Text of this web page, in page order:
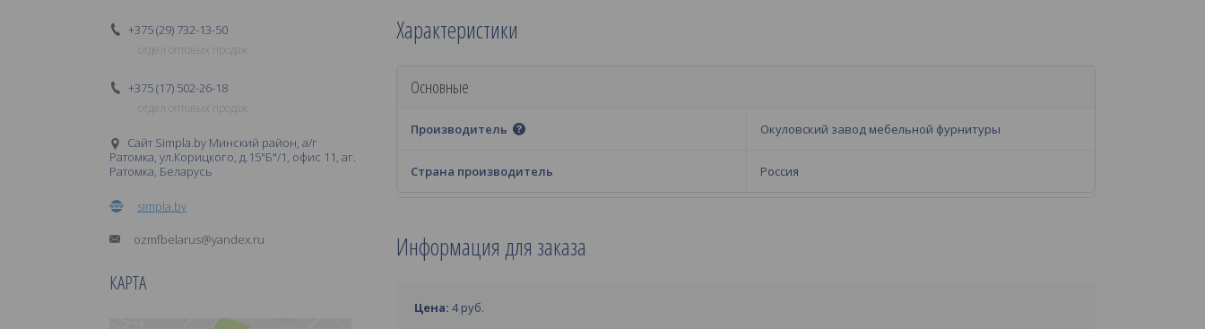
Характеристики
Основные
Производитель Окуловский завод мебельной фурнитуры
Страна производитель Россия
Информация для заказа
Цена: 4руб.
+375 (29) 732-13-50
отдел оптовых продаж
+375 (17) 502-26-18
отдел оптовых продаж
Сайт Simpla.by Минский район, а/г
Ратомка, ул.Корицкого, д.15"Б"/1, офис 11, аг.
Ратомка, Беларусь
simpla.by
ozmfbelarus@yandex.ru
КАРТА